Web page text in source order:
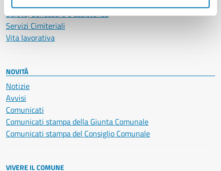
Salute, benessere e assistenza
Servizi Cimiteriali
Vita lavorativa
NOVITÀ
Notizie
Avvisi
Comunicati
Comunicati stampa della Giunta Comunale
Comunicati stampa del Consiglio Comunale
VIVERE IL COMUNE